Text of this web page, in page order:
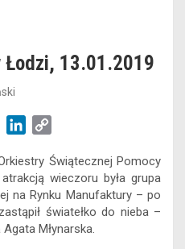
Łodzi, 13.01.2019
r
e
a
d
n
k
e
d
p
y
L
i
n
Świątecznej Pomocy
wieczoru była grupa
na Rynku Manufaktury – po
światełko do nieba –
Młynarska.